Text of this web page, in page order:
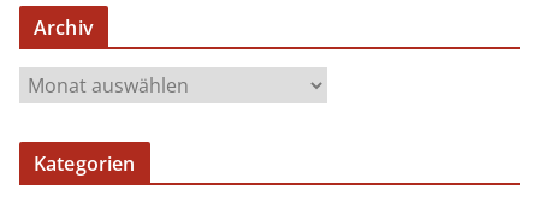
Archiv
Kategorien